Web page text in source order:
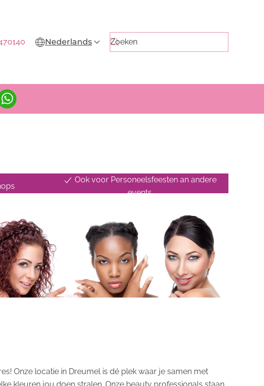
Nederlands
Ook voor Personeelsfeesten an andere
events
Onze locatie in Dreumel is dé plek waar je samen met